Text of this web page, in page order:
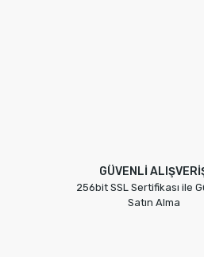
GÜVENLİ
256bit SSL Sertifikası ile
Satın Alma